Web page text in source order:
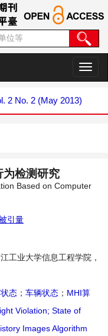
切
换
2 No. 2 (May 2013)
为检测研究
Based on Computer
引量
江工业大学信息工程学院，
态 ； 车辆状态 ； MHI算
Violation; State of
Images Algorithm